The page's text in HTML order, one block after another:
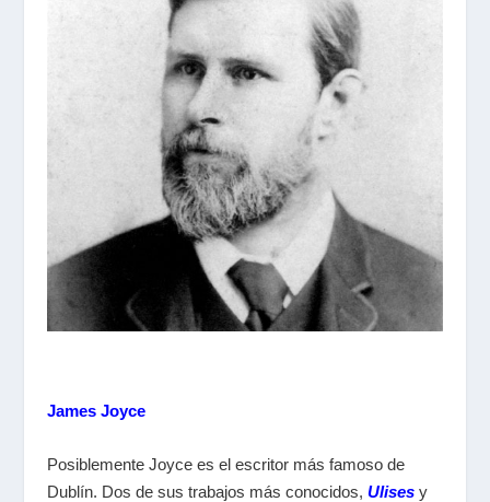
James Joyce
Posiblemente Joyce es el escritor más famoso de
Dublín. Dos de sus trabajos más conocidos, Ulisesy